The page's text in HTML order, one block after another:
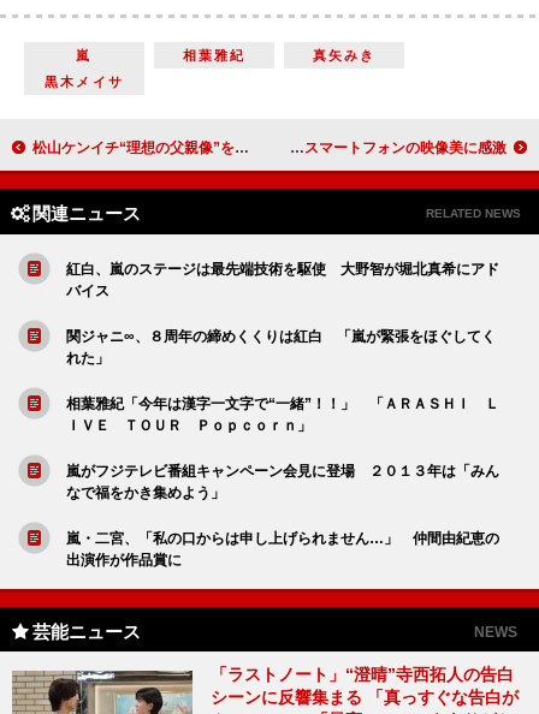
嵐 相葉雅紀
真矢みき
黒木メイサ
松山ケンイチ“理想の父親像”を語る ２０１２年大河ドラマ「平清盛」スタジオ収録開始 三船美佳、父の職業は「お侍さん」だと思っていた 新スマートフォンの映像美に感激
関連ニュース RELATED NEWS
紅白、嵐のステージは最先端技術を駆使 大野智が堀北真希にアド
バイス
関ジャニ∞、８周年の締めくくりは紅白 「嵐が緊張をほぐしてく
れた」
相葉雅紀「今年は漢字一文字で“一緒”！！」 「ＡＲＡＳＨＩ Ｌ
ＩＶＥ ＴＯＵＲ Ｐｏｐｃｏｒｎ」
嵐がフジテレビ番組キャンペーン会見に登場 ２０１３年は「みん
なで福をかき集めよう」
嵐・二宮、「私の口からは申し上げられません…」 仲間由紀恵の
出演作が作品賞に
芸能ニュース NEWS
「ラストノート」“澄晴”寺西拓人の告白
シーンに反響集まる 「真っすぐな告白が